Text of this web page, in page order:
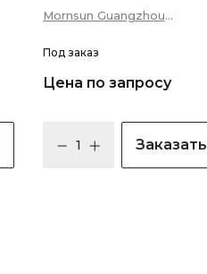
Mornsun Guangzhou
Co., Ltd
Под заказ
Цена по запросу
Заказать